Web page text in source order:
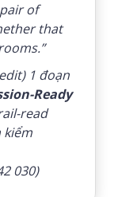
of
that
1 đoạn
Ready
read
kiểm
030)